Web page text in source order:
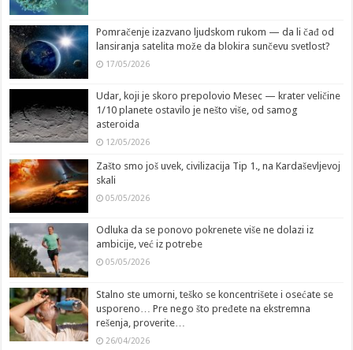
Pomračenje izazvano ljudskom rukom — da li čađ od
lansiranja satelita može da blokira sunčevu svetlost?
17/05/2026
Udar, koji je skoro prepolovio Mesec — krater veličine
1/10 planete ostavilo je nešto više, od samog
asteroida
12/05/2026
Zašto smo još uvek, civilizacija Tip 1., na Kardaševljevoj
skali
05/05/2026
Odluka da se ponovo pokrenete više ne dolazi iz
ambicije, već iz potrebe
05/05/2026
Stalno ste umorni, teško se koncentrišete i osećate se
usporeno… Pre nego što pređete na ekstremna
rešenja, proverite…
26/04/2026